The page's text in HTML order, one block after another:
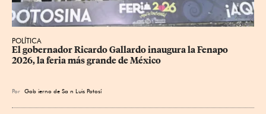
POLÍTICA
​El gobernador Ricardo Gallardo inaugura la Fenapo
2026, la feria más grande de México
Por Gob ierno de Sa n Luis Potosí